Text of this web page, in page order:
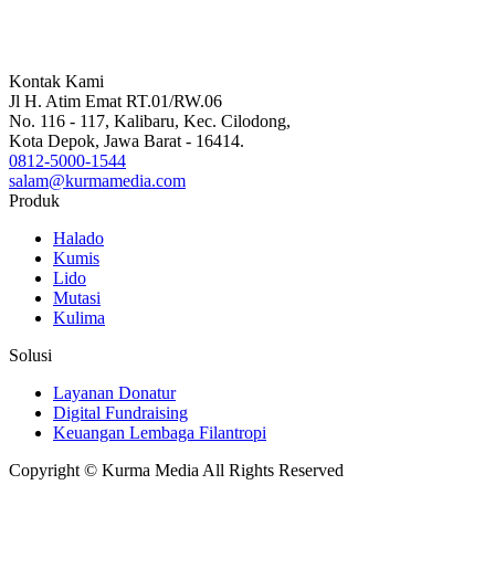
Kontak Kami
Jl H. Atim Emat RT.01/RW.06
No. 116 - 117, Kalibaru, Kec. Cilodong,
Kota Depok, Jawa Barat - 16414.
0812-5000-1544
salam@kurmamedia.com
Produk
Halado
Kumis
Lido
Mutasi
Kulima
Solusi
Layanan Donatur
Digital Fundraising
Keuangan Lembaga Filantropi
Copyright © Kurma Media All Rights Reserved